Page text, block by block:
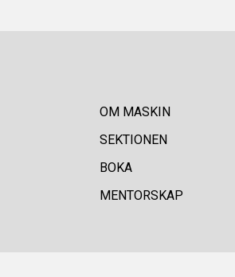
OM MASKIN
SEKTIONEN
BOKA
MENTORSKAP